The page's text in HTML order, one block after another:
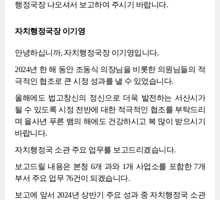
행정국장 나오셔서 보고하여 주시기 바랍니다.
자치행정국장 이기영
안녕하십니까, 자치행정국장 이기영입니다.
2024년 한 해 동안 조동식 의장님을 비롯한 의원님들의 적
극적인 협조로 큰 시정 성과를 낼 수 있었습니다.
올해에도 법고창신의 정신으로 더욱 발전하는 서산시가
될 수 있도록 시정 전반에 대한 적극적인 협조를 부탁드리
며 을사년 푸른 뱀의 해에도 건강하시고 복 많이 받으시기
바랍니다.
자치행정국 소관 주요 업무를 보고드리겠습니다.
보고드릴 내용은 본청 6개 과와 1개 사업소를 포함한 7개
부서 주요 업무 76건이 되겠습니다.
보고에 앞서 2024년 상반기 주요 성과 중 자치행정국 소관